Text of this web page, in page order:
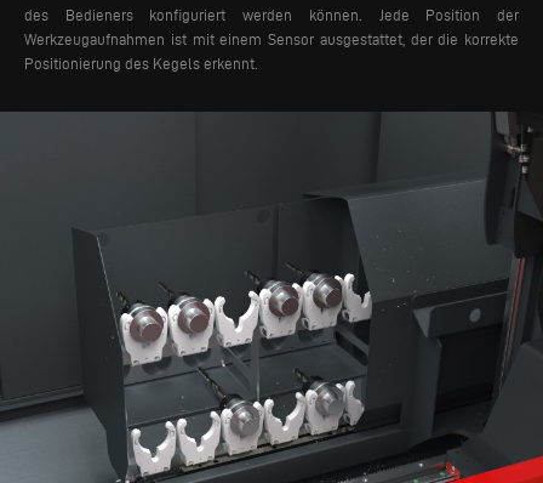
des Bedieners konfiguriert werden können. Jede Position der
Werkzeugaufnahmen ist mit einem Sensor ausgestattet, der die korrekte
Positionierung des Kegels erkennt.